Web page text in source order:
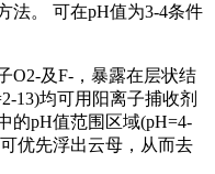
法。 可在pH值为3-4条件
O2-及F-，暴露在层状结
13)均可用阳离子捕收剂
的pH值范围区域(pH=4-
优先浮出云母，从而去